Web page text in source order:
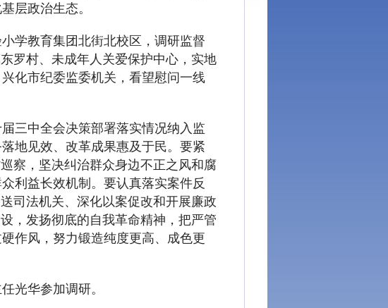
层政治生态。
学教育集团北街北校区，调研监督
罗村、未成年人关爱保护中心，实地
化市纪委监委机关，看望慰问一线
三中全会决策部署落实情况纳入监
地见效、改革成果惠及于民。要紧
察，坚决纠治群众身边不正之风和腐
利益长效机制。要认真落实案件反
司法机关、深化以案促改和开展廉政
，发扬彻底的自我革命精神，把严管
作风，努力锻造纯度更高、成色更
光华参加调研。